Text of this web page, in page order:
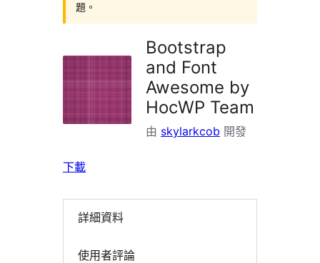
題。
Bootstrap
and Font
Awesome by
HocWP Team
由 skylarkcob 開發
下載
詳細資料
使用者評論